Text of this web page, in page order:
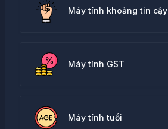
Máy tính khoảng tin cậy
Máy tính GST
Máy tính tuổi